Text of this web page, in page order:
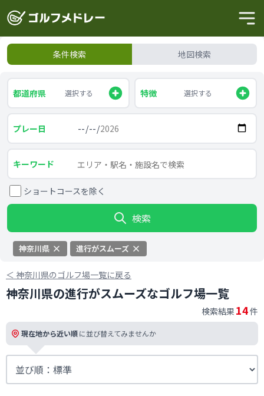
条件検索 地図検索
都道府県 選択する 特徴 選択する
プレー日
キーワード
ショートコースを除く
検索
神奈川県 進行がスムーズ
＜ 神奈川県のゴルフ場一覧に戻る
神奈川県の進行がスムーズなゴルフ場一覧
検索結果 14件
現在地から近い順に並び替えてみませんか